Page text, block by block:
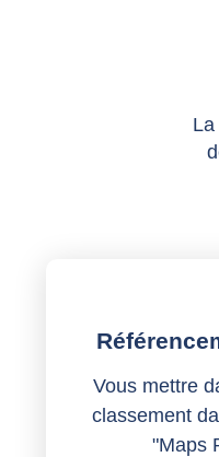
Vous mettre
classement
"Maps